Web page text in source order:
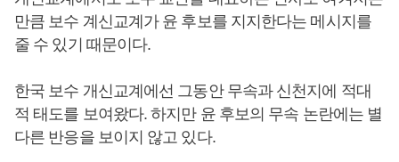
만큼 보수 계신교계가 윤 후보를 지지한다는 메시지를
줄 수 있기 때문이다.
한국 보수 개신교계에선 그동안 무속과 신천지에 적대
적 태도를 보여왔다. 하지만 윤 후보의 무속 논란에는 별
다른 반응을 보이지 않고 있다.